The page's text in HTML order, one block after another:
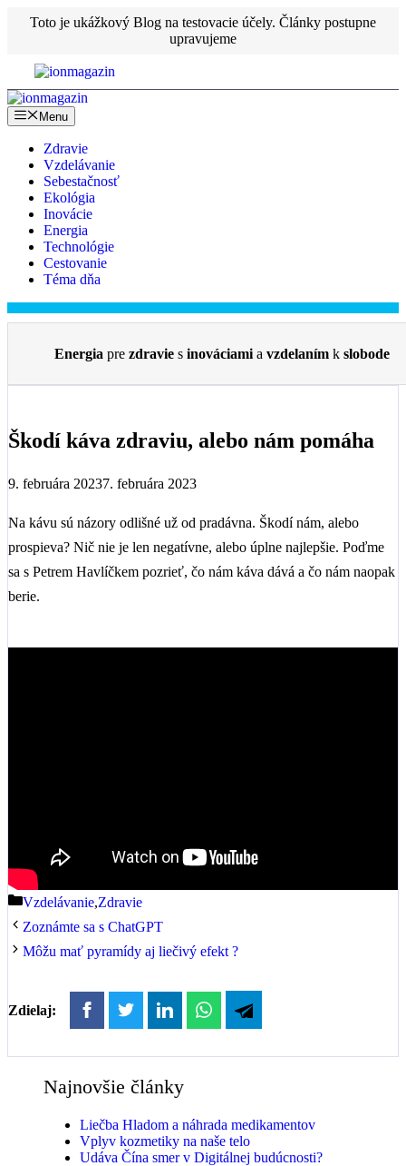
Preskočiť
Toto je ukážkový Blog na testovacie účely. Články postupne
upravujeme
Menu
Zdravie
Vzdelávanie
Sebestačnosť
Ekológia
Inovácie
Energia
Technológie
Cestovanie
Téma dňa
Energia pre zdravie s inováciami a vzdelaním k slobode
Škodí káva zdraviu, alebo nám pomáha
9. februára 20237. februára 2023
Na kávu sú názory odlišné už od pradávna. Škodí nám, alebo
prospieva? Nič nie je len negatívne, alebo úplne najlepšie. Poďme
sa s Petrem Havlíčkem pozrieť, čo nám káva dává a čo nám naopak
berie.
Kategórie
Vzdelávanie,Zdravie
Zoznámte sa s ChatGPT
Môžu mať pyramídy aj liečivý efekt ?
Zdielaj:
Najnovšie články
Liečba Hladom a náhrada medikamentov
Vplyv kozmetiky na naše telo
Udáva Čína smer v Digitálnej budúcnosti?